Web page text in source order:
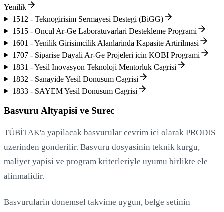
Yenilik
1512 - Teknogirisim Sermayesi Destegi (BiGG)
1515 - Oncul Ar-Ge Laboratuvarlari Destekleme Programi
1601 - Yenilik Girisimcilik Alanlarinda Kapasite Artirilmasi
1707 - Siparise Dayali Ar-Ge Projeleri icin KOBI Programi
1831 - Yesil Inovasyon Teknoloji Mentorluk Cagrisi
1832 - Sanayide Yesil Donusum Cagrisi
1833 - SAYEM Yesil Donusum Cagrisi
Basvuru Altyapisi ve Surec
TÜBİTAK'a yapilacak basvurular cevrim ici olarak PRODIS
uzerinden gonderilir. Basvuru dosyasinin teknik kurgu,
maliyet yapisi ve program kriterleriyle uyumu birlikte ele
alinmalidir.
Basvurularin donemsel takvime uygun, belge setinin